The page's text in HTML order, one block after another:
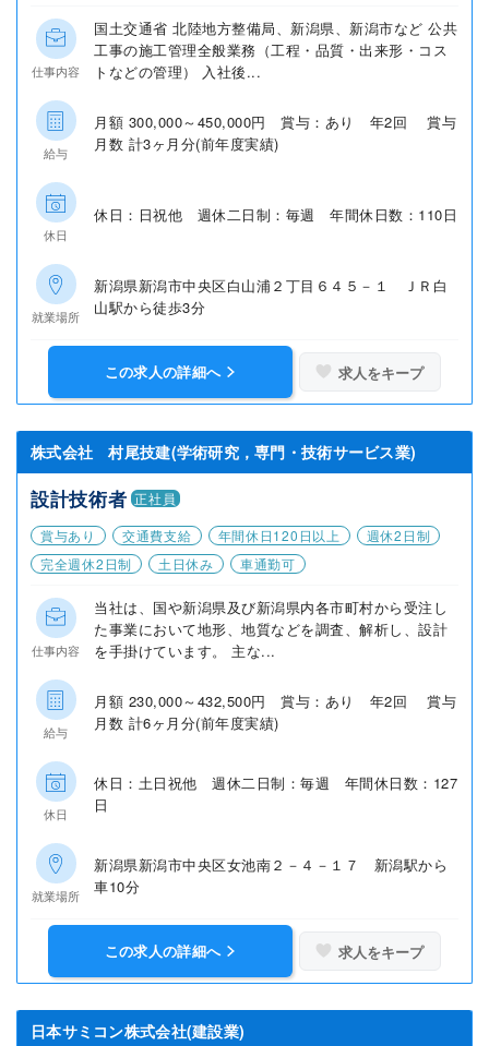
仕事内容
国土交通省 北陸地方整備局、新潟県、新潟市など 公共
工事の施工管理全般業務（工程・品質・出来形・コス
トなどの管理） 入社後...
給与
月額 300,000～450,000円 賞与：あり 年2回 賞与
月数 計3ヶ月分(前年度実績)
休日
休日：日祝他 週休二日制：毎週 年間休日数：110日
就業場所
新潟県新潟市中央区白山浦２丁目６４５－１ ＪＲ白
山駅から徒歩3分
この求人の詳細へ 求人をキープ
株式会社 村尾技建(学術研究，専門・技術サービス業)
設計技術者 正社員
賞与あり
交通費支給 年間休日120日以上
週休2日制
完全週休2日制
土日休み 車通勤可
仕事内容
当社は、国や新潟県及び新潟県内各市町村から受注し
た事業において地形、地質などを調査、解析し、設計
を手掛けています。 主な...
給与
月額 230,000～432,500円 賞与：あり 年2回 賞与
月数 計6ヶ月分(前年度実績)
休日
休日：土日祝他 週休二日制：毎週 年間休日数：127
日
就業場所
新潟県新潟市中央区女池南２－４－１７ 新潟駅から
車10分
この求人の詳細へ 求人をキープ
日本サミコン株式会社(建設業)